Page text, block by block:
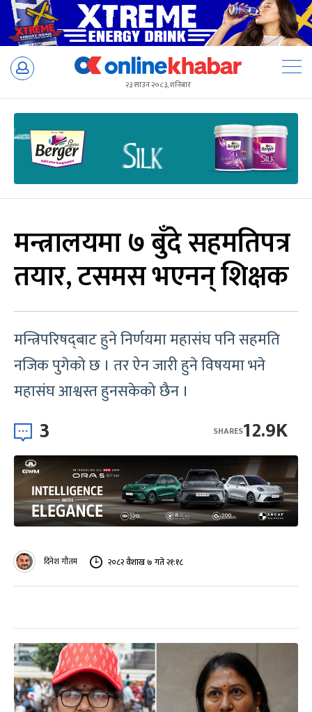
Skip
२३ साउन २०८३, शनिबार
मन्त्रालयमा ७ बुँदे सहमतिपत्र
तयार, टसमस भएनन् शिक्षक
मन्त्रिपरिषद्‌बाट हुने निर्णयमा महासंघ पनि सहमति
नजिक पुगेको छ । तर ऐन जारी हुने विषयमा भने
महासंघ आश्वस्त हुनसकेको छैन ।
3 12.9K
SHARES
दिनेश गौतम २०८२ वैशाख ७ गते २१:१८